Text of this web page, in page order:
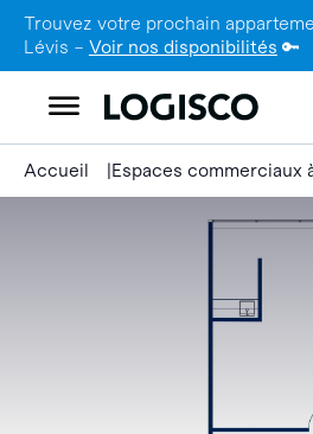
Trouvez votre prochain
Lévis – Voir nos disponibilités 🔑
Accueil Espaces commerciaux